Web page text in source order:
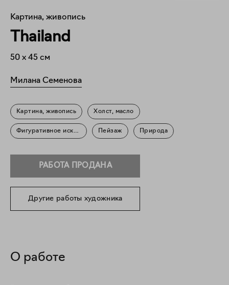
Картина, живопись
Thailand
50 x 45 см
Милана Семенова
Картина, живопись Холст, масло
Фигуративное искусство Пейзаж Природа
РАБОТА ПРОДАНА
Другие работы художника
О работе